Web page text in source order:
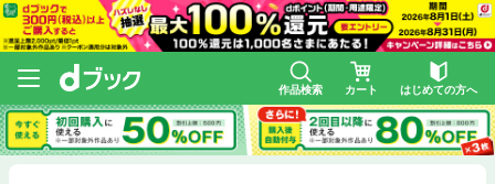
作品検索 カート はじめての方へ